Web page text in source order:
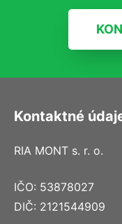
Kontaktné
RIA MONT s. r. o.
IČO: 53878027
DIČ: 2121544909